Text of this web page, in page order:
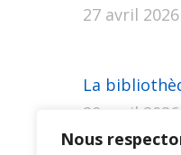
Nous
27 avril 2026
La
20 avril 2026